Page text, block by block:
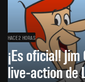
HACE 2 HORAS
¡Es oficial!
live-action de